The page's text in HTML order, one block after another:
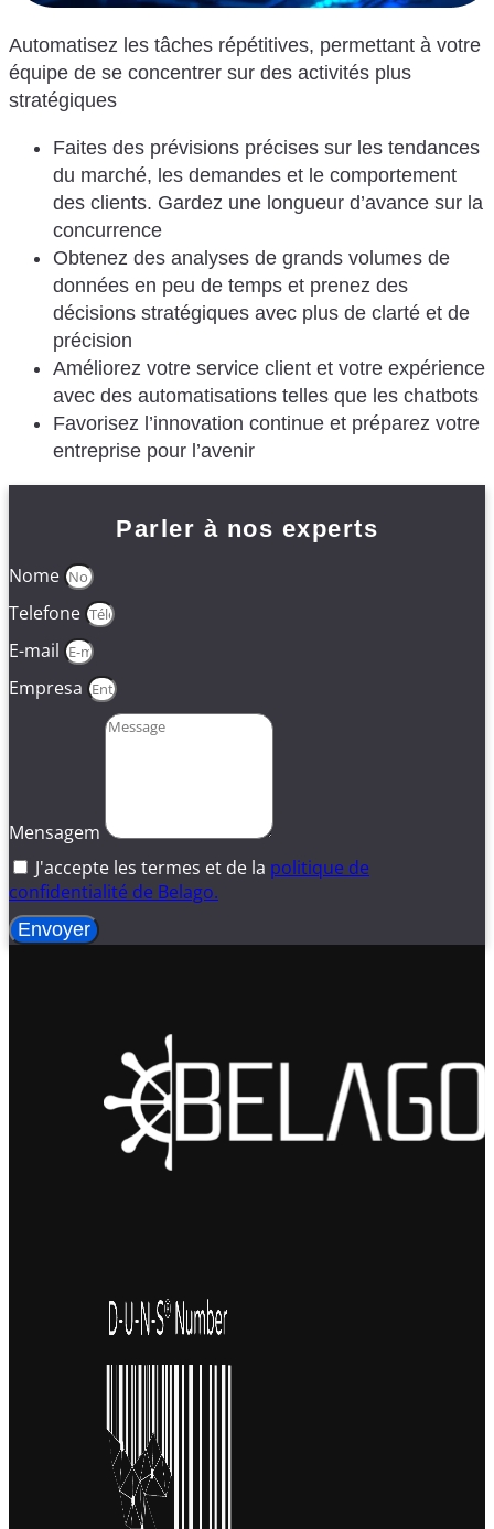
Automatisez les tâches répétitives, permettant à votre
équipe de se concentrer sur des activités plus
stratégiques
Faites des prévisions précises sur les tendances
du marché, les demandes et le comportement
des clients. Gardez une longueur d’avance sur la
concurrence
Obtenez des analyses de grands volumes de
données en peu de temps et prenez des
décisions stratégiques avec plus de clarté et de
précision
Améliorez votre service client et votre expérience
avec des automatisations telles que les chatbots
Favorisez l’innovation continue et préparez votre
entreprise pour l’avenir
Parler à nos experts
Nome
Telefone
E-mail
Empresa
Mensagem
J'accepte les termes et de la politique de
confidentialité de Belago.
Envoyer